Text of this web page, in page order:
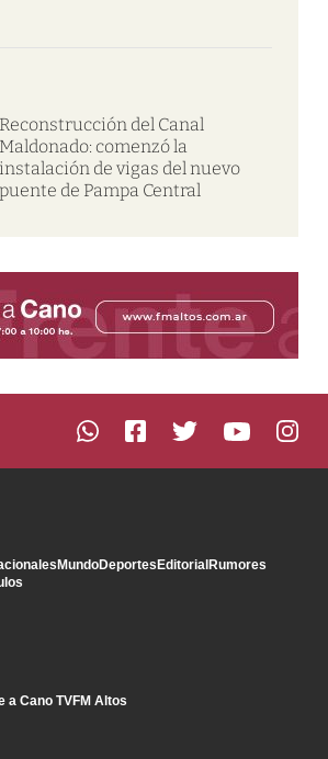
Reconstrucción del Canal
comenzó la
de vigas del nuevo
puente de Pampa Central
MundoDeportes Editorial Rumores
a Cano TVFM Altos